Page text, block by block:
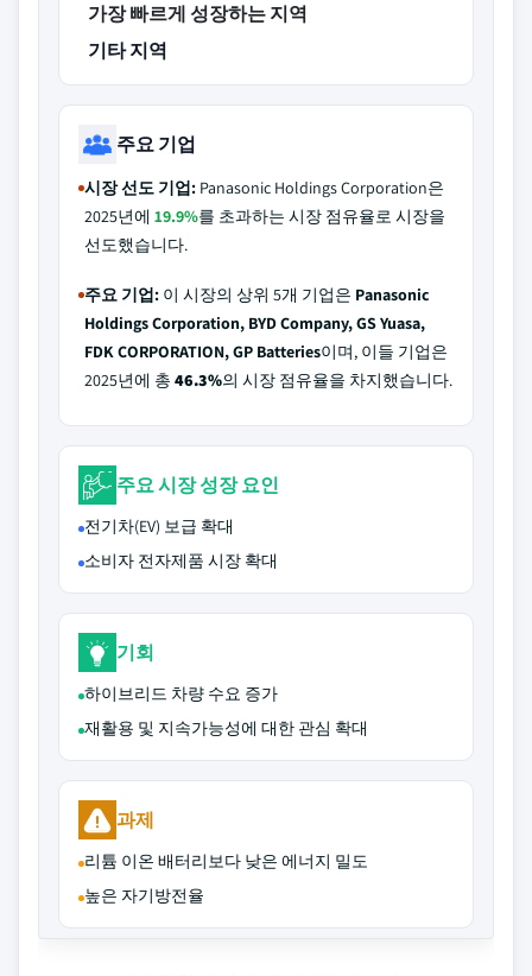
가장 빠르게 성장하는 지역
기타 지역
주요 기업
시장 선도 기업: Panasonic Holdings Corporation은
2025년에 19.9%를 초과하는 시장 점유율로 시장을
선도했습니다.
주요 기업: 이 시장의 상위 5개 기업은 Panasonic
Holdings Corporation, BYD Company, GS Yuasa,
FDK CORPORATION, GP Batteries이며, 이들 기업은
2025년에 총 46.3%의 시장 점유율을 차지했습니다.
주요 시장 성장 요인
전기차(EV) 보급 확대
소비자 전자제품 시장 확대
기회
하이브리드 차량 수요 증가
재활용 및 지속가능성에 대한 관심 확대
과제
리튬 이온 배터리보다 낮은 에너지 밀도
높은 자기방전율